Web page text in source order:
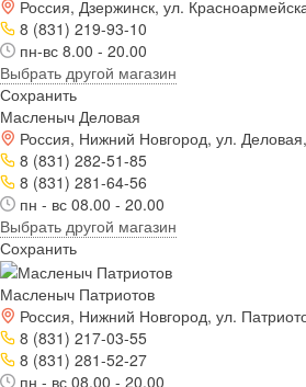
Россия, Дзержинск, ул.
8 (831) 219-93-10
пн-вс 8.00 - 20.00
Выбрать другой магазин
Сохранить
Масленыч Деловая
Россия, Нижний Новгород, ул.
8 (831) 282-51-85
8 (831) 281-64-56
пн - вс 08.00 - 20.00
Выбрать другой магазин
Сохранить
Масленыч Патриотов
Россия, Нижний Новгород, ул.
8 (831) 217-03-55
8 (831) 281-52-27
пн - вс 08.00 - 20.00